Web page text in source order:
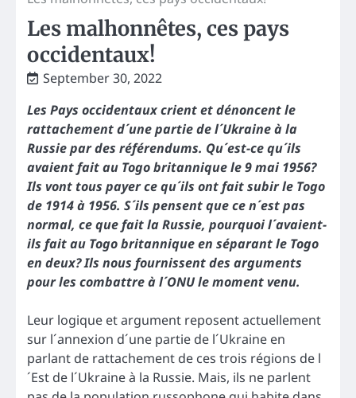
Les malhonnêtes, ces pays
occidentaux!
September 30, 2022
Les Pays occidentaux crient et dénoncent le
rattachement d´une partie de l´Ukraine à la
Russie par des référendums. Qu´est-ce qu´ils
avaient fait au Togo britannique le 9 mai 1956?
Ils vont tous payer ce qu´ils ont fait subir le Togo
de 1914 à 1956. S´ils pensent que ce n´est pas
normal, ce que fait la Russie, pourquoi l´avaient-
ils fait au Togo britannique en séparant le Togo
en deux? Ils nous fournissent des arguments
pour les combattre à l´ONU le moment venu.
Leur logique et argument reposent actuellement
sur l´annexion d´une partie de l´Ukraine en
parlant de rattachement de ces trois régions de l
´Est de l´Ukraine à la Russie. Mais, ils ne parlent